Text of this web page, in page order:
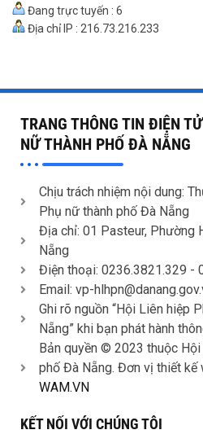
Đang trực tuyến : 6
Địa chỉ IP : 216.73.216.233
TRANG THÔNG TIN ĐIỆN
NỮ THÀNH PHỐ ĐÀ NẴNG
Chịu trách nhiệm nội dung:
Phụ nữ thành phố Đà Nẵng
Địa chỉ: 01 Pasteur, Phường
Nẵng
Điện thoại: 0236.3821.329 -
Email: vp-
Ghi rõ nguồn “Hội Liên hiệp
Nẵng” khi bạn phát hành
Bản quyền © 2023 thuộc
phố Đà Nẵng. Đơn vị thiết kế
WAM.VN
KẾT NỐI VỚI CHÚNG TÔI